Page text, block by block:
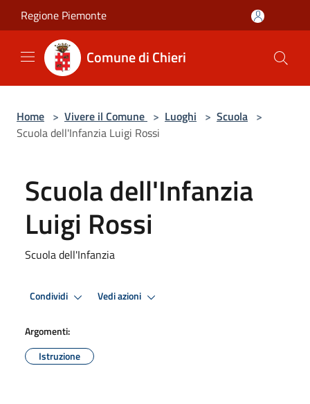
Salta al contenuto principale
Regione Piemonte
Comune di Chieri
Home > Vivere il Comune > Luoghi > Scuola >
Scuola dell'Infanzia Luigi Rossi
Scuola dell'Infanzia
Luigi Rossi
Scuola dell'Infanzia
Condividi Vedi azioni
Argomenti:
Istruzione